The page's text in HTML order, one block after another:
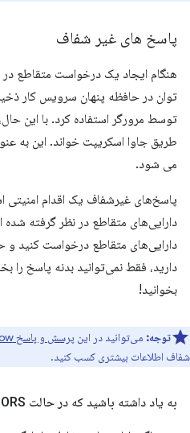
پاسخ های غیر شفاف
هنگام ایجاد یک درخواست متقاطع در
توان در حافظه پنهان سرویس کار
توسط مرورگر استفاده کرد. با این حال،
طریق جاوا اسکریپت خواند. این به
می شود.
پاسخ‌های غیرشفاف یک اقدام امنیتی
دارایی‌های متقاطع در نظر گرفته
دارایی‌های متقاطع درخواست کنید و
دارید، فقط نمی‌توانید بدنه پاسخ را
بخوانید!
توجه: می‌توانید در این پرسش و پاسخ Stack Overflow
شفاف اطلاعات بیشتری کسب کنید.
به یاد داشته باشید که در حالت CORS شرکت کنید